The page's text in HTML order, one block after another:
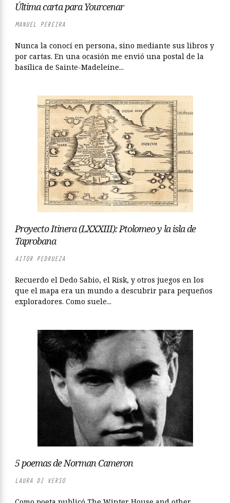
Última carta para Yourcenar
MANUEL PEREIRA
Nunca la conocí en persona, sino mediante sus libros y
por cartas. En una ocasión me envió una postal de la
basílica de Sainte-Madeleine...
Proyecto Itinera (LXXXIII): Ptolomeo y la isla de
Taprobana
AITOR PEDRUEZA
Recuerdo el Dedo Sabio, el Risk, y otros juegos en los
que el mapa era un mundo a descubrir para pequeños
exploradores. Como suele...
5 poemas de Norman Cameron
LAURA DI VERSO